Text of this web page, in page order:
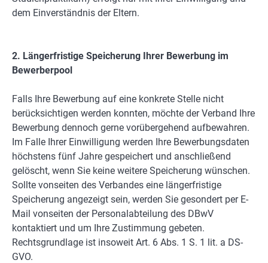
dem Einverständnis der Eltern.
2. Längerfristige Speicherung Ihrer Bewerbung im
Bewerberpool
Falls Ihre Bewerbung auf eine konkrete Stelle nicht
berücksichtigen werden konnten, möchte der Verband Ihre
Bewerbung dennoch gerne vorübergehend aufbewahren.
Im Falle Ihrer Einwilligung werden Ihre Bewerbungsdaten
höchstens fünf Jahre gespeichert und anschließend
gelöscht, wenn Sie keine weitere Speicherung wünschen.
Sollte vonseiten des Verbandes eine längerfristige
Speicherung angezeigt sein, werden Sie gesondert per E-
Mail vonseiten der Personalabteilung des DBwV
kontaktiert und um Ihre Zustimmung gebeten.
Rechtsgrundlage ist insoweit Art. 6 Abs. 1 S. 1 lit. a DS-
GVO.